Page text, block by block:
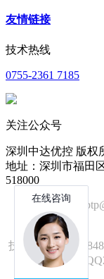
友情链接
技术热线
0755-2361 7185
关注公众号
深圳中达优控 版权
地址：深圳市福田
518000
技术邮箱：
1392 2586
技术手机：
技术QQ2